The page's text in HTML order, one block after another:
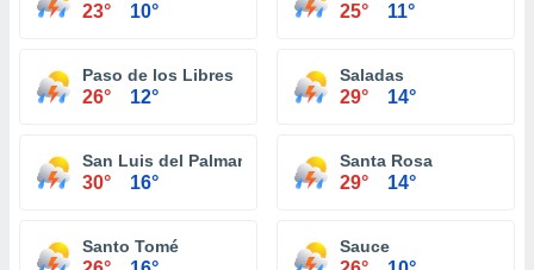
23° 10° 25° 11°
Paso de los Libres
26° 12°
Saladas
29° 14°
San Luis del Palmar
30° 16°
Santa Rosa
29° 14°
Santo Tomé Sauce